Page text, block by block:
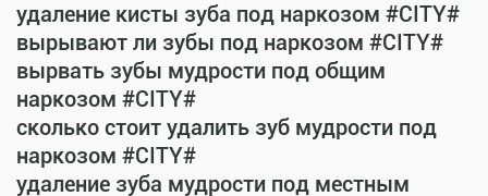
удаление кисты зуба под наркозом #CITY#
вырывают ли зубы под наркозом #CITY#
вырвать зубы мудрости под общим
наркозом #CITY#
сколько стоит удалить зуб мудрости под
наркозом #CITY#
удаление зуба мудрости под местным